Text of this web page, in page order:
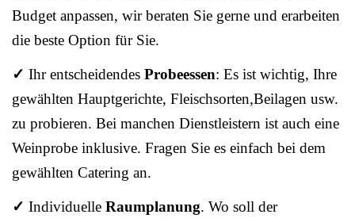
Budget anpassen, wir beraten Sie gerne und erarbeiten
die beste Option für Sie.
✓ Ihr entscheidendes Probeessen: Es ist wichtig, Ihre
gewählten Hauptgerichte, Fleischsorten,Beilagen usw.
zu probieren. Bei manchen Dienstleistern ist auch eine
Weinprobe inklusive. Fragen Sie es einfach bei dem
gewählten Catering an.
✓ Individuelle Raumplanung. Wo soll der